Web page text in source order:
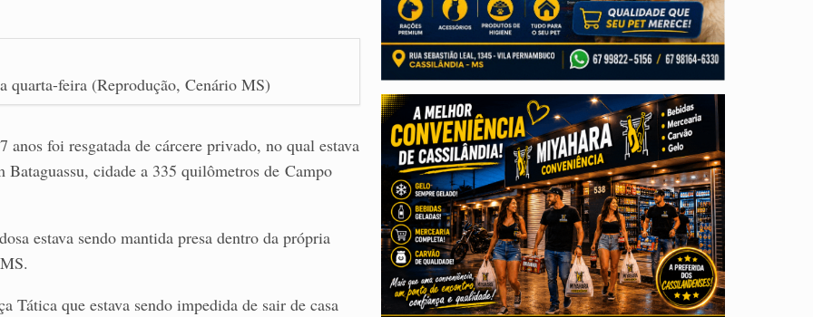
quarta-feira (Reprodução, Cenário MS)
foi resgatada de cárcere privado, no qual estava
cidade a 335 quilômetros de Campo
estava sendo mantida presa dentro da própria
que estava sendo impedida de sair de casa